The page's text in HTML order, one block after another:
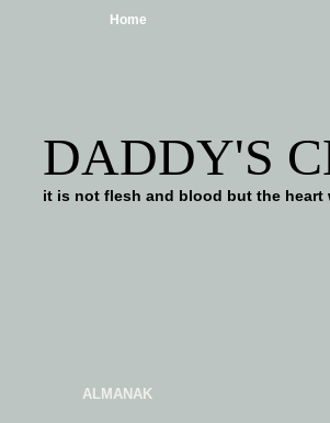
Home
DADDY'S
it is not flesh and blood but the
ALMANAK